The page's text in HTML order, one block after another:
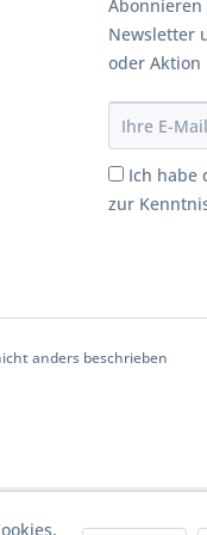
Abonnieren
Newsletter
oder Aktion
Ich habe
zur
anders beschrieben